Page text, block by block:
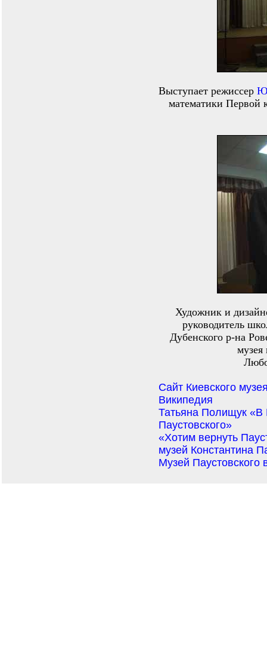
Выступает режиссер
математики Первой
Художник и
руководитель
Дубенского р-на
музея
Сайт Киевского
Википедия
Татьяна Полищук «В
Паустовского»
«Хотим вернуть
музей Константина
Музей Паустовского